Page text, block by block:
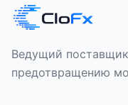
Ведущий
предотвращению